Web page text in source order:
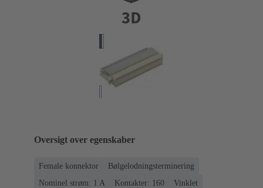
Oversigt over egenskaber
Female konnektor
Bølgelodningsterminering
Nominel strøm: ‌1 A
Kontakter: 160
Vinklet